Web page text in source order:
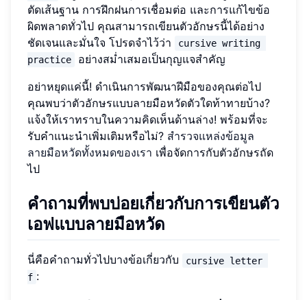
ตัดเส้นฐาน การฝึกฝนการเชื่อมต่อ และการแก้ไขข้อ
ผิดพลาดทั่วไป คุณสามารถเขียนตัวอักษรนี้ได้อย่าง
ชัดเจนและมั่นใจ โปรดจำไว้ว่า
cursive writing
practice
อย่างสม่ำเสมอเป็นกุญแจสำคัญ
อย่าหยุดแค่นี้! ดำเนินการพัฒนาฝีมือของคุณต่อไป
คุณพบว่าตัวอักษรแบบลายมือหวัดตัวใดท้าทายบ้าง?
แจ้งให้เราทราบในความคิดเห็นด้านล่าง! พร้อมที่จะ
รับคำแนะนำเพิ่มเติมหรือไม่? สำรวจแหล่งข้อมูล
ลายมือหวัดทั้งหมดของเรา เพื่อจัดการกับตัวอักษรถัด
ไป
คำถามที่พบบ่อยเกี่ยวกับการเขียนตัว
เอฟแบบลายมือหวัด
นี่คือคำถามทั่วไปบางข้อเกี่ยวกับ
cursive letter
f :